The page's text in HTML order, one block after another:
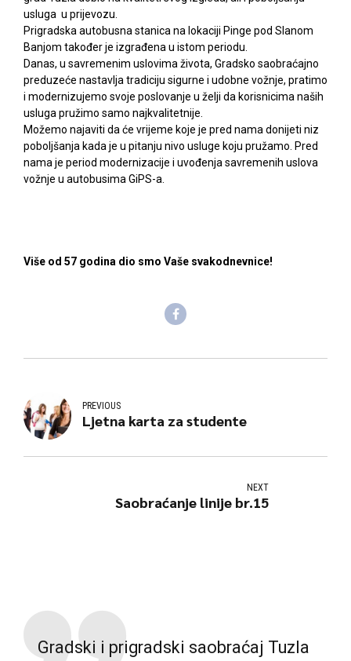
usluga u prijevozu.
Prigradska autobusna stanica na lokaciji Pinge pod Slanom
Banjom također je izgrađena u istom periodu.
Danas, u savremenim uslovima života, Gradsko saobraćajno
preduzeće nastavlja tradiciju sigurne i udobne vožnje, pratimo
i modernizujemo svoje poslovanje u želji da korisnicima naših
usluga pružimo samo najkvalitetnije.
Možemo najaviti da će vrijeme koje je pred nama donijeti niz
poboljšanja kada je u pitanju nivo usluge koju pružamo. Pred
nama je period modernizacije i uvođenja savremenih uslova
vožnje u autobusima GiPS-a.
Više od 57 godina dio smo Vaše svakodnevnice!
PREVIOUS
Ljetna karta za studente
NEXT
Saobraćanje linije br.15
Gradski i prigradski saobraćaj Tuzla